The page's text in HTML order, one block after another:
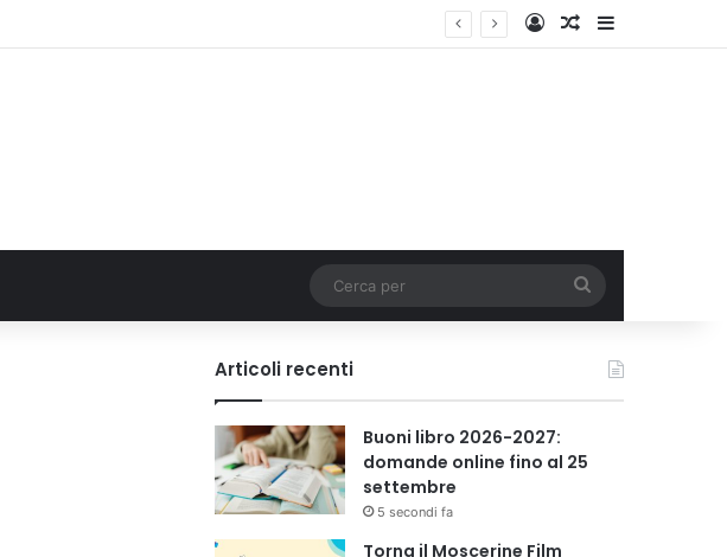
AccediUn articolo a
per
Articoli recenti
Buoni libro 2026-2027:
domande online fino al 25
settembre
5 secondi fa
Torna il Moscerine Film